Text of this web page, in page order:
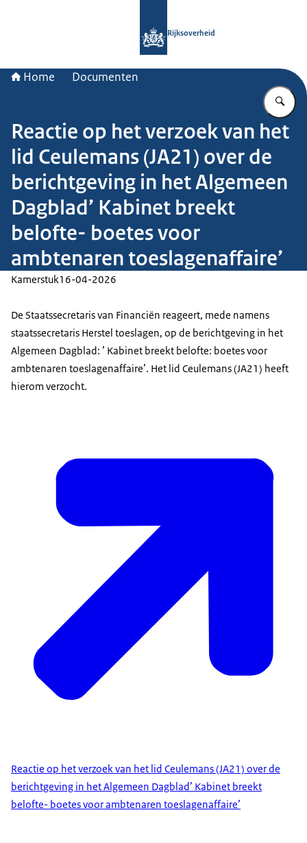
Rijksoverheid
Home Documenten
Reactie op het verzoek van het
lid Ceulemans (JA21) over de
berichtgeving in het Algemeen
Dagblad’ Kabinet breekt
belofte- boetes voor
ambtenaren toeslagenaffaire’
Kamerstuk16-04-2026
De Staatssecretaris van Financiën reageert, mede namens
staatssecretaris Herstel toeslagen, op de berichtgeving in het
Algemeen Dagblad: ’ Kabinet breekt belofte: boetes voor
ambtenaren toeslagenaffaire’. Het lid Ceulemans (JA21) heeft
hierom verzocht.
Reactie op het verzoek van het lid Ceulemans (JA21) over de
berichtgeving in het Algemeen Dagblad’ Kabinet breekt
belofte- boetes voor ambtenaren toeslagenaffaire’